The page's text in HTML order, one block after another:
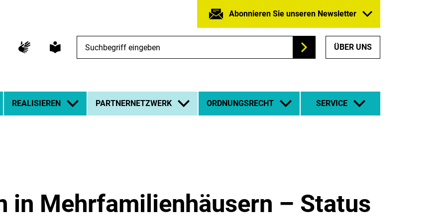
Abonnieren Sie unseren Newsletter
eingeben
Suchen
ÜBER UNS
REALISIEREN PARTNERNETZWERK ORDNUNGSRECHT SERVICE
in Mehrfamilienhäusern – Status